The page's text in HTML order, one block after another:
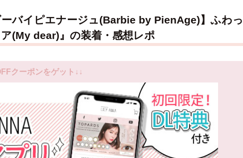
バイピエナージュ(Barbie by PienAge)】ふわ
(My dear)』の装着・感想レポ
クーポンをゲット↓↓